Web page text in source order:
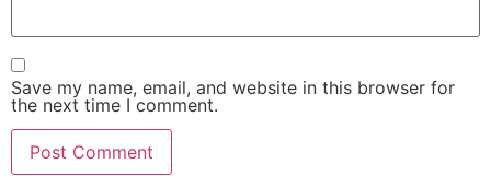
Save my name, email, and website in this browser for
the next time I comment.